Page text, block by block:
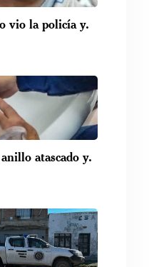
vio la policía y.
atascado y.